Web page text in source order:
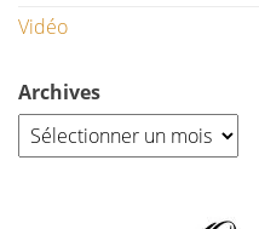
Vidéo
Archives